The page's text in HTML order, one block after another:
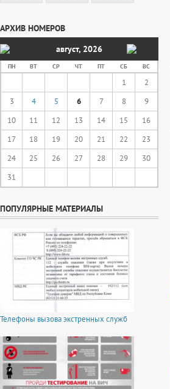
АРХИВ НОМЕРОВ
август, 2026
ПН ВТ СР ЧТ ПТ СБ ВС
1
2
3
4 5 6 7 8
9
10
11 12 13 14 15
16
17
18 19 20 21 22
23
24
25 26 27 28 29
30
31
ПОПУЛЯРНЫЕ МАТЕРИАЛЫ
Телефоны вызова экстренных служб